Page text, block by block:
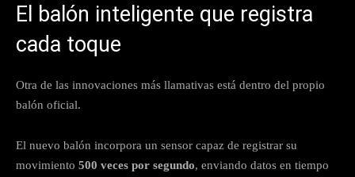
El balón inteligente que registra
cada toque
Otra de las innovaciones más llamativas está dentro del propio
balón oficial.
El nuevo balón incorpora un sensor capaz de registrar su
movimiento 500 veces por segundo, enviando datos en tiempo